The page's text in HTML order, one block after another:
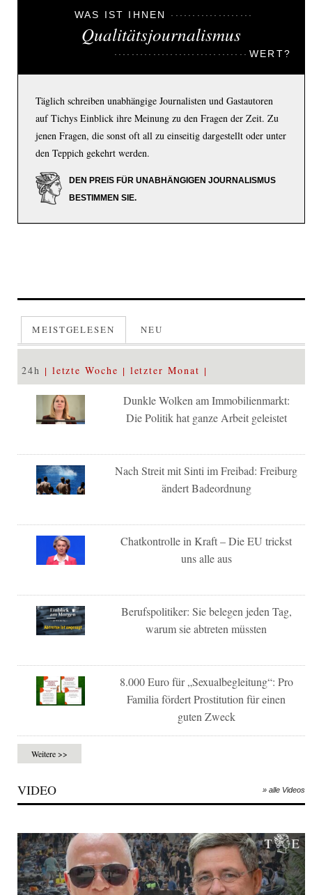
WAS IST IHNEN
Qualitätsjournalismus
WERT?
Täglich schreiben unabhängige Journalisten und Gastautoren
auf Tichys Einblick ihre Meinung zu den Fragen der Zeit. Zu
jenen Fragen, die sonst oft all zu einseitig dargestellt oder unter
den Teppich gekehrt werden.
DEN PREIS FÜR UNABHÄNGIGEN JOURNALISMUS
BESTIMMEN SIE.
MEISTGELESEN NEU
24h letzte Woche letzter Monat
Dunkle Wolken am Immobilienmarkt:
Die Politik hat ganze Arbeit geleistet
Nach Streit mit Sinti im Freibad: Freiburg
ändert Badeordnung
Chatkontrolle in Kraft – Die EU trickst
uns alle aus
Berufspolitiker: Sie belegen jeden Tag,
warum sie abtreten müssten
8.000 Euro für „Sexualbegleitung“: Pro
Familia fördert Prostitution für einen
guten Zweck
Weitere >>
VIDEO » alle Videos